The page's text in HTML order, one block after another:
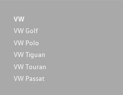
VW
VW Golf
VW Polo
VW Tiguan
VW Touran
VW Passat